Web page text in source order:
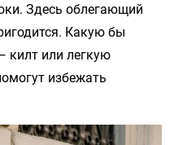
Здесь облегающий
Какую бы
или легкую
избежать